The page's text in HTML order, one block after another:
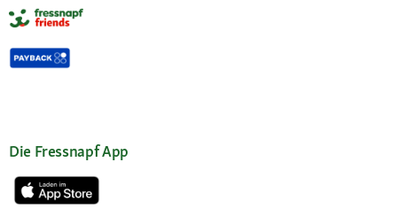
Die Fressnapf App